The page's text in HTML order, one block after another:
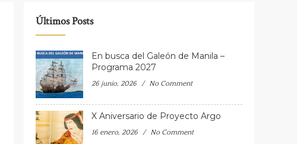
Últimos Posts
En busca del Galeón de Manila –
Programa 2027
26 junio, 2026 No Comment
X Aniversario de Proyecto Argo
16 enero, 2026 No Comment